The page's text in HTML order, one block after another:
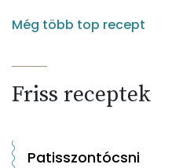
Még több top recept
Friss receptek
Patisszontócsni